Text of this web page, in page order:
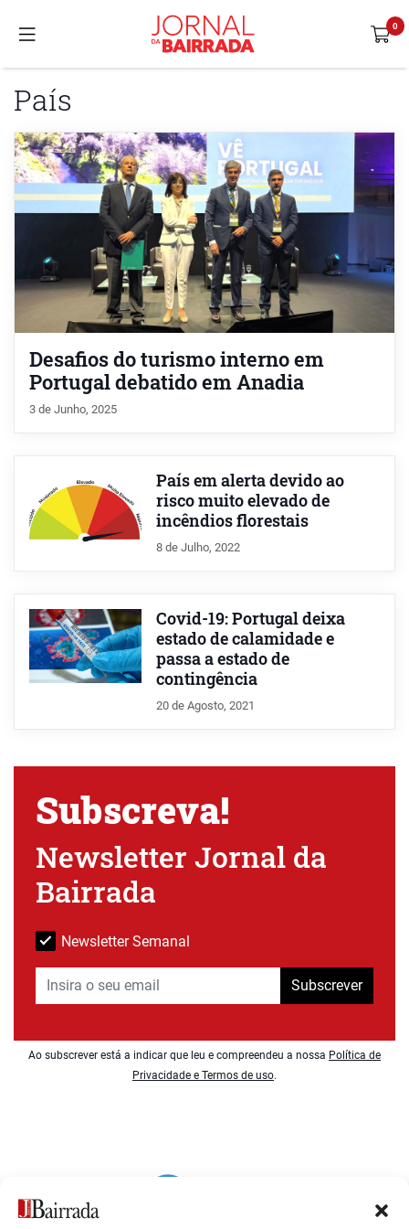
País
Desafios do turismo interno em
Portugal debatido em Anadia
3 de Junho, 2025
País em alerta devido ao
risco muito elevado de
incêndios florestais
8 de Julho, 2022
Covid-19: Portugal deixa
estado de calamidade e
passa a estado de
contingência
20 de Agosto, 2021
Subscreva!
Newsletter Jornal da
Bairrada
Newsletter Semanal
Subscrever
Ao subscrever está a indicar que leu e compreendeu a nossa Política de
Privacidade e Termos de uso.